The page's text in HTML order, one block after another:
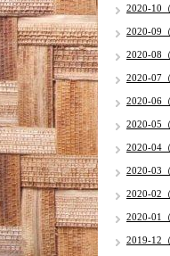
2020-10（
2020-09（
2020-08（
2020-07（
2020-06（
2020-05（
2020-04（
2020-03（
2020-02（
2020-01（
2019-12（